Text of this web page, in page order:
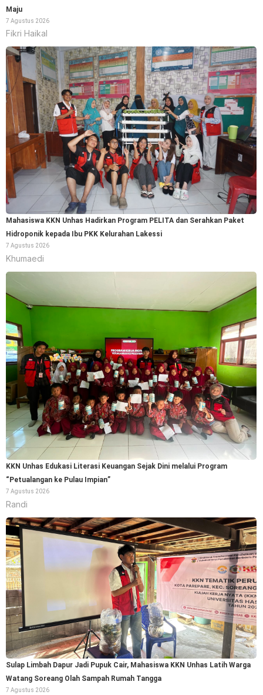
Maju
7 Agustus 2026
Fikri Haikal
Mahasiswa KKN Unhas Hadirkan Program PELITA dan Serahkan Paket
Hidroponik kepada Ibu PKK Kelurahan Lakessi
7 Agustus 2026
Khumaedi
KKN Unhas Edukasi Literasi Keuangan Sejak Dini melalui Program
“Petualangan ke Pulau Impian”
7 Agustus 2026
Randi
Sulap Limbah Dapur Jadi Pupuk Cair, Mahasiswa KKN Unhas Latih Warga
Watang Soreang Olah Sampah Rumah Tangga
7 Agustus 2026